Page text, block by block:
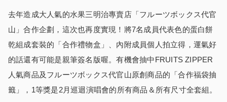
去年造成大人氣的水果三明治專賣店「フルーツボックス代官
山」合作企劃，這次也再度實現！將7名成員代表色的蛋白餅
乾組成套裝的「合作禮物盒」、內附成員個人拍立得，運氣好
的話還有可能是親筆簽名版喔。有機會抽中FRUITS ZIPPER
人氣商品及フルーツボックス代官山原創商品的「合作福袋抽
籤」，1等獎是2月巡迴演唱會的所有商品＆所有尺寸全套組。